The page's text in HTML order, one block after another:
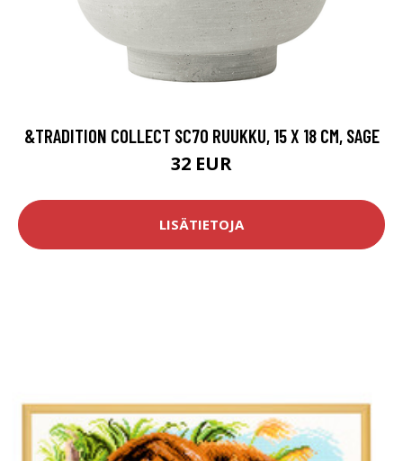
&TRADITION COLLECT SC70 RUUKKU, 15 X 18 CM, SAGE
32 EUR
LISÄTIETOJA